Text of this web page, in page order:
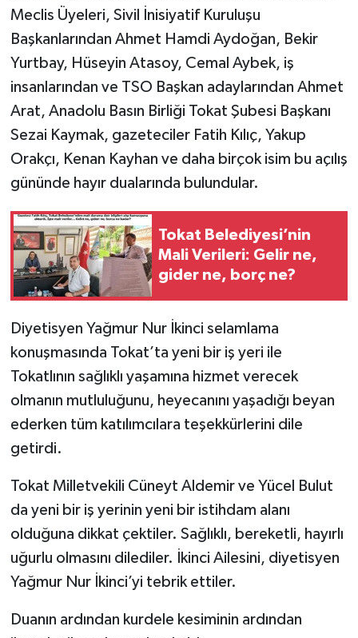
Meclis Üyeleri, Sivil İnisiyatif Kuruluşu
Başkanlarından Ahmet Hamdi Aydoğan, Bekir
Yurtbay, Hüseyin Atasoy, Cemal Aybek, iş
insanlarından ve TSO Başkan adaylarından Ahmet
Arat, Anadolu Basın Birliği Tokat Şubesi Başkanı
Sezai Kaymak, gazeteciler Fatih Kılıç, Yakup
Orakçı, Kenan Kayhan ve daha birçok isim bu açılış
gününde hayır dualarında bulundular.
Tokat Belediyesi’nin
Mali Verileri: Gelir ne,
gider ne, borç ne?
Diyetisyen Yağmur Nur İkinci selamlama
konuşmasında Tokat’ta yeni bir iş yeri ile
Tokatlının sağlıklı yaşamına hizmet verecek
olmanın mutluluğunu, heyecanını yaşadığı beyan
ederken tüm katılımcılara teşekkürlerini dile
getirdi.
Tokat Milletvekili Cüneyt Aldemir ve Yücel Bulut
da yeni bir iş yerinin yeni bir istihdam alanı
olduğuna dikkat çektiler. Sağlıklı, bereketli, hayırlı
uğurlu olmasını dilediler. İkinci Ailesini, diyetisyen
Yağmur Nur İkinci’yi tebrik ettiler.
Duanın ardından kurdele kesiminin ardından